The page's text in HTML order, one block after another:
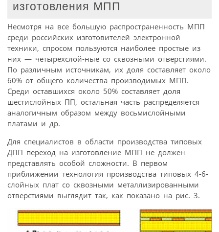
изготовления МПП
Несмотря на все большую распространенность МПП
среди российских изготовителей электронной
техники, спросом пользуются наиболее простые из
них — четырехслой-ные со сквозными отверстиями.
По различным источникам, их доля составляет около
60% от общего количества производимых МПП.
Среди оставшихся около 50% составляет доля
шестислойных ПП, остальная часть распределяется
аналогичным образом между восьмислойными
платами и др.
Для специалистов в области производства типовых
ДПП переход на изготовление МПП не должен
представлять особой сложности. В первом
приближении технология производства типовых 4-6-
слойных плат со сквозными металлизированными
отверстиями выглядит так, как показано на рис. 3.